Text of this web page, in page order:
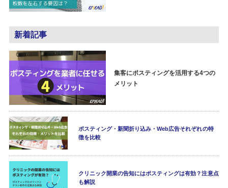
新着記事
集客にポスティングを活用する4つの
メリット
ポスティング・新聞折り込み・Web広告それぞれの特
徴を比較
クリニック開業の告知にはポスティングは有効？注意点
も解説